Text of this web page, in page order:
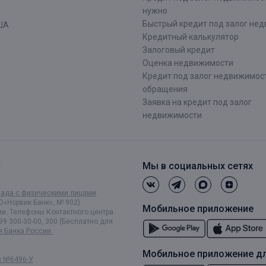
нужно
Быстрый кредит под залог
Кредитный калькулятор
Залоговый кредит
Оценка недвижимости
Кредит под залог
обращения
Заявка на кредит под залог
недвижимости
с физическими лицами.
Банк», № 902)
Телефоны Контактного центра
300-30-00, 300 (Бесплатно для
Банка России.
№6496-У
Мы в социальных сетях
Мобильное приложение
Мобильное приложение